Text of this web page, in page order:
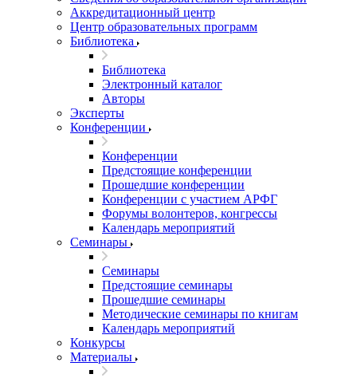
Аккредитационный центр
Центр образовательных программ
Библиотека
Библиотека
Электронный каталог
Авторы
Эксперты
Конференции
Конференции
Предстоящие конференции
Прошедшие конференции
Конференции с участием АРФГ
Форумы волонтеров, конгрессы
Календарь мероприятий
Семинары
Семинары
Предстоящие семинары
Прошедшие семинары
Методические семинары по книгам
Календарь мероприятий
Конкурсы
Материалы